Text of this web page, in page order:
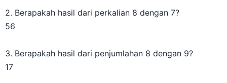
2. Berapakah hasil dari perkalian 8 dengan 7?
56
3. Berapakah hasil dari penjumlahan 8 dengan 9?
17